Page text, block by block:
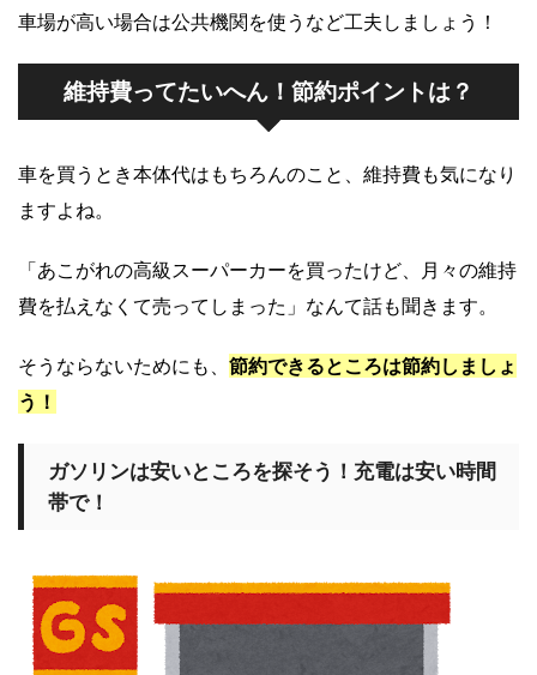
車場が高い場合は公共機関を使うなど工夫しましょう！
維持費ってたいへん！節約ポイントは？
車を買うとき本体代はもちろんのこと、維持費も気になり
ますよね。
「あこがれの高級スーパーカーを買ったけど、月々の維持
費を払えなくて売ってしまった」なんて話も聞きます。
そうならないためにも、 節約できるところは節約しましょ
う！
ガソリンは安いところを探そう！充電は安い時間
帯で！